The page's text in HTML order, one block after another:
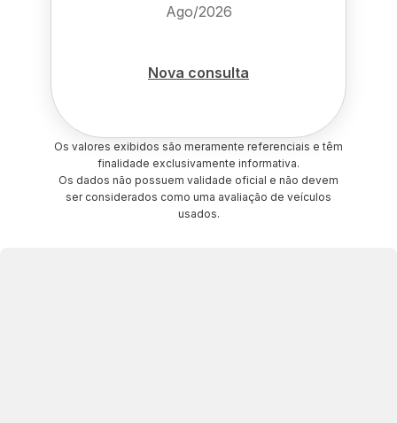
Ago/2026
Nova consulta
Os valores exibidos são meramente referenciais e têm
finalidade exclusivamente informativa.
Os dados não possuem validade oficial e não devem
ser considerados como uma avaliação de veículos
usados.